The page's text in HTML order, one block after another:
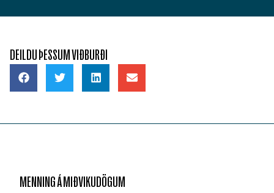
DEILDU ÞESSUM VIÐBURÐI
MENNING Á MIÐVIKUDÖGUM